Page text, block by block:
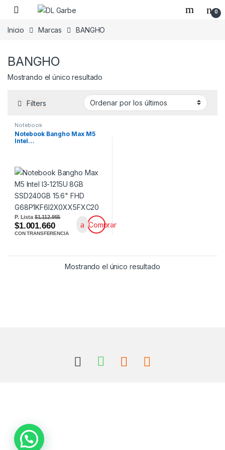
0
Inicio Marcas BANGHO
BANGHO
Mostrando el único resultado
Filters
Notebook
Notebook Bangho Max M5
Intel…
P. Lista$1.112.955
$1.001.660
CON TRANSFERENCIA
Comprar
Mostrando el único resultado